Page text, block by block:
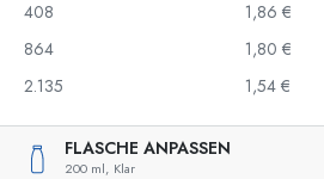
408
1,86 €
864
1,80 €
2.135
1,54 €
FLASCHE ANPASSEN
200 ml, Klar